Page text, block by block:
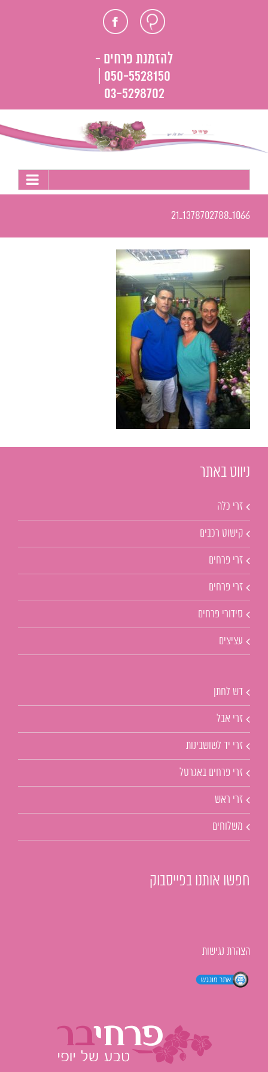
חוות פייסבוק
להזמנת פרחים -
050-5528150 |
03-5298702
1066_1378702788_21
ניווט באתר
זרי כלה
קישוט רכבים
זרי פרחים
זרי פרחים
סידורי פרחים
עציצים
דש לחתן
זרי אבל
זרי יד לשושבינות
זרי פרחים באגרטל
זרי ראש
משלוחים
חפשו אותנו בפייסבוק
הצהרת נגישות